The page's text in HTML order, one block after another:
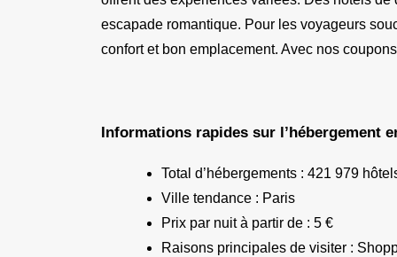
escapade romantique. Pour les voyageurs
confort et bon emplacement. Avec nos
Informations rapides sur l’hébergement
Total d’hébergements : 421 979
Ville tendance : Paris
Prix par nuit à partir de : 5 €
Raisons principales de visiter :